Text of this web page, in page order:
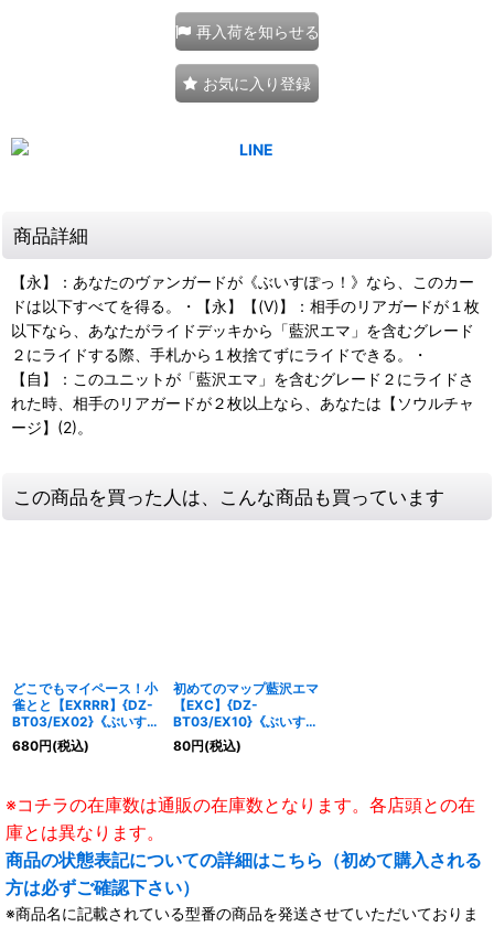
再入荷を知らせる
お気に入り登録
商品詳細
【永】：あなたのヴァンガードが《ぶいすぽっ！》なら、このカー
ドは以下すべてを得る。・【永】【(V)】：相手のリアガードが１枚
以下なら、あなたがライドデッキから「藍沢エマ」を含むグレード
２にライドする際、手札から１枚捨てずにライドできる。・
【自】：このユニットが「藍沢エマ」を含むグレード２にライドさ
れた時、相手のリアガードが２枚以上なら、あなたは【ソウルチャ
ージ】(2)。
この商品を買った人は、こんな商品も買っています
どこでもマイペース！小
雀とと【EXRRR】{DZ-
BT03/EX02}《ぶいすぽ
っ！ドラゴンエンパイ
ア》
680円(税込)
初めてのマップ藍沢エマ
【EXC】{DZ-
BT03/EX10}《ぶいすぽ
っ！ドラゴンエンパイ
ア》
80円(税込)
※コチラの在庫数は通販の在庫数となります。各店頭との在
庫とは異なります。
商品の状態表記についての詳細はこちら（初めて購入される
方は必ずご確認下さい）
※商品名に記載されている型番の商品を発送させていただいておりま